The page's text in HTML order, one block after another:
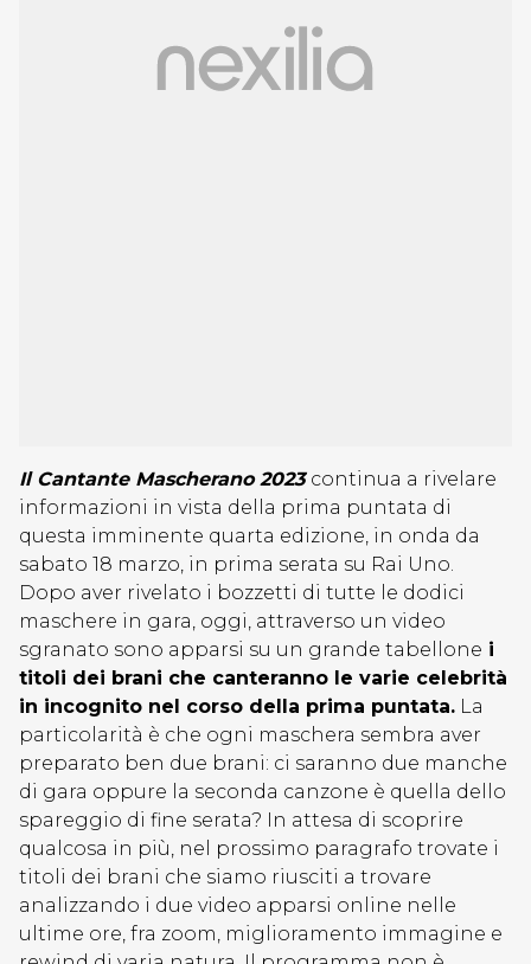
Il Cantante Mascherano 2023 continua a rivelare
informazioni in vista della prima puntata di
questa imminente quarta edizione, in onda da
sabato 18 marzo, in prima serata su Rai Uno.
Dopo aver rivelato i bozzetti di tutte le dodici
maschere in gara, oggi, attraverso un video
sgranato sono apparsi su un grande tabellone i
titoli dei brani che canteranno le varie celebrità
in incognito nel corso della prima puntata. La
particolarità è che ogni maschera sembra aver
preparato ben due brani: ci saranno due manche
di gara oppure la seconda canzone è quella dello
spareggio di fine serata? In attesa di scoprire
qualcosa in più, nel prossimo paragrafo trovate i
titoli dei brani che siamo riusciti a trovare
analizzando i due video apparsi online nelle
ultime ore, fra zoom, miglioramento immagine e